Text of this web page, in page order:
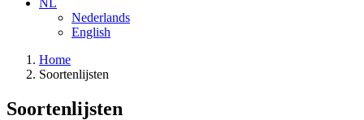
NL
Nederlands
English
Home
Soortenlijsten
Soortenlijsten